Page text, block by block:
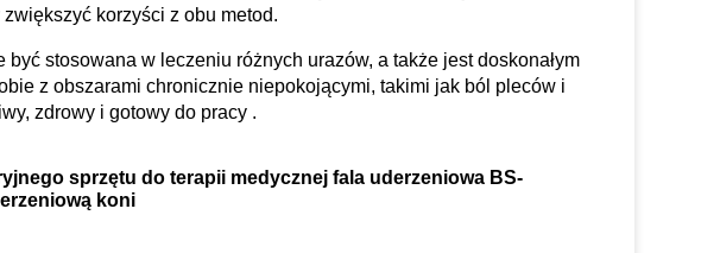
korzyści z obu metod.
stosowana w leczeniu różnych urazów, a także jest doskonałym
z obszarami chronicznie niepokojącymi, takimi jak ból pleców i
zdrowy i gotowy do pracy .
sprzętu do terapii medycznej fala uderzeniowa BS-
koni